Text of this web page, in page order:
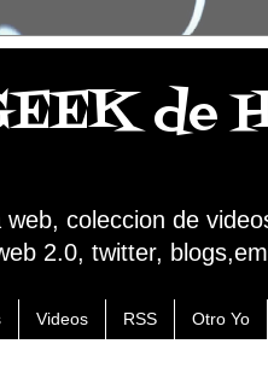
de
coleccion de
2.0, twitter,
Videos RSS Otro Yo